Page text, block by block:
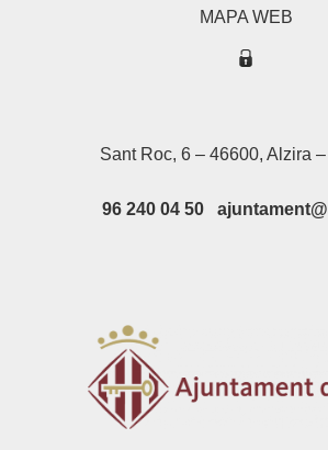
MAPA WEB
Sant Roc, 6 – 46600, Alzira
96 240 04 50